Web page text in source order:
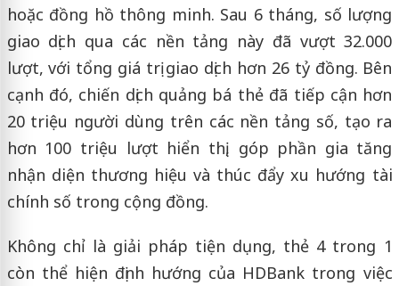
hoặc đồng hồ thông minh. Sau 6 tháng, số lượng
giao dịch qua các nền tảng này đã vượt 32.000
lượt, với tổng giá trị giao dịch hơn 26 tỷ đồng. Bên
cạnh đó, chiến dịch quảng bá thẻ đã tiếp cận hơn
20 triệu người dùng trên các nền tảng số, tạo ra
hơn 100 triệu lượt hiển thị, góp phần gia tăng
nhận diện thương hiệu và thúc đẩy xu hướng tài
chính số trong cộng đồng.
Không chỉ là giải pháp tiện dụng, thẻ 4 trong 1
còn thể hiện định hướng của HDBank trong việc